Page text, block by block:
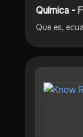
Química -
Que es,